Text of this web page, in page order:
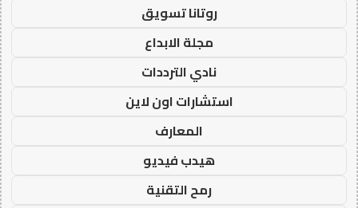
روتانا تسويق
مجلة الابداع
نادي الترددات
استشارات اون لاين
المعارف
هيدب فيديو
رمح التقنية